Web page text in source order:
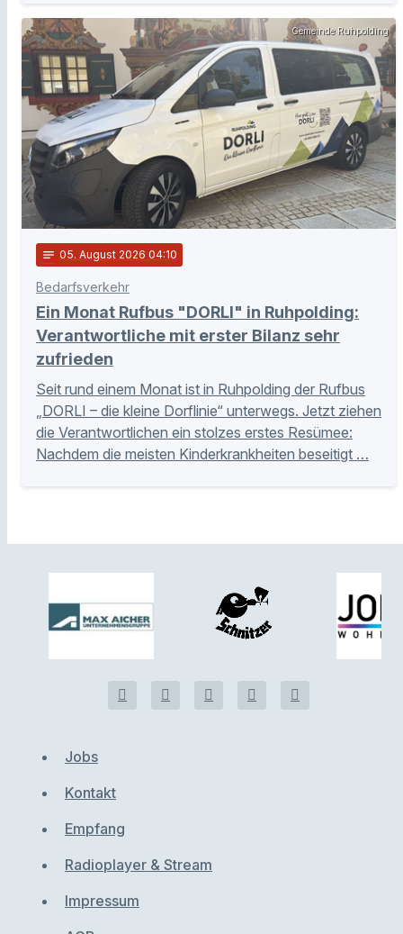
Gemeinde Ruhpolding
notes 05. August 2026 04:10
Bedarfsverkehr
Ein Monat Rufbus "DORLI" in Ruhpolding:
Verantwortliche mit erster Bilanz sehr
zufrieden
Seit rund einem Monat ist in Ruhpolding der Rufbus
„DORLI – die kleine Dorflinie“ unterwegs. Jetzt ziehen
die Verantwortlichen ein stolzes erstes Resümee:
Nachdem die meisten Kinderkrankheiten beseitigt …
Jobs
Kontakt
Empfang
Radioplayer & Stream
Impressum